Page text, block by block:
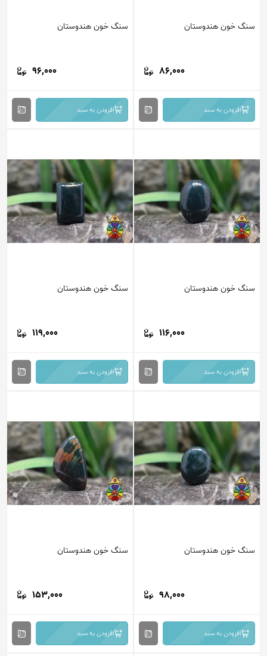
سنگ خون هندوستان
86,000
افزودن به سبد
سنگ خون هندوستان
96,000
افزودن به سبد
سنگ خون هندوستان
116,000
افزودن به سبد
سنگ خون هندوستان
119,000
افزودن به سبد
سنگ خون هندوستان
98,000
افزودن به سبد
سنگ خون هندوستان
153,000
افزودن به سبد